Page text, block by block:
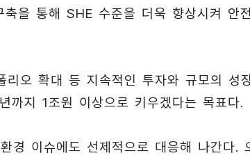
을 통해 SHE 수준을 더욱 향상시켜 안
오 확대 등 지속적인 투자와 규모의 성
지 1조원 이상으로 키우겠다는 목표다.
경 이슈에도 선제적으로 대응해 나간다.